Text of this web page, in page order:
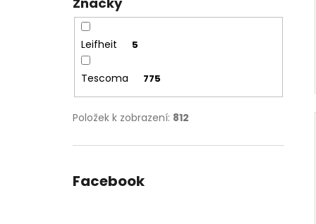
Leifheit 5
Tescoma 775
Položek k zobrazení: 812
Facebook